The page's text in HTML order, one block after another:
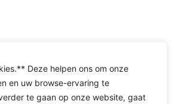
Deze helpen ons om onze
en uw browse-ervaring te
te gaan op onze website, gaat